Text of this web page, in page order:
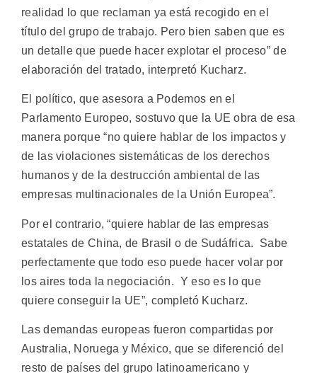
realidad lo que reclaman ya está recogido en el
título del grupo de trabajo. Pero bien saben que es
un detalle que puede hacer explotar el proceso” de
elaboración del tratado, interpretó Kucharz.
El político, que asesora a Podemos en el
Parlamento Europeo, sostuvo que la UE obra de esa
manera porque “no quiere hablar de los impactos y
de las violaciones sistemáticas de los derechos
humanos y de la destrucción ambiental de las
empresas multinacionales de la Unión Europea”.
Por el contrario, “quiere hablar de las empresas
estatales de China, de Brasil o de Sudáfrica. Sabe
perfectamente que todo eso puede hacer volar por
los aires toda la negociación. Y eso es lo que
quiere conseguir la UE”, completó Kucharz.
Las demandas europeas fueron compartidas por
Australia, Noruega y México, que se diferenció del
resto de países del grupo latinoamericano y